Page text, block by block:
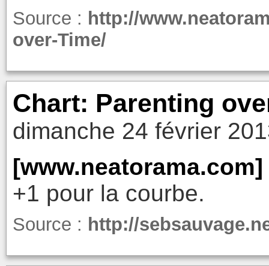
Source : http://
over-Time/
Chart: Parenting
dimanche 24 février
[www.neatorama.com]
+1 pour la courbe.
Source : http://